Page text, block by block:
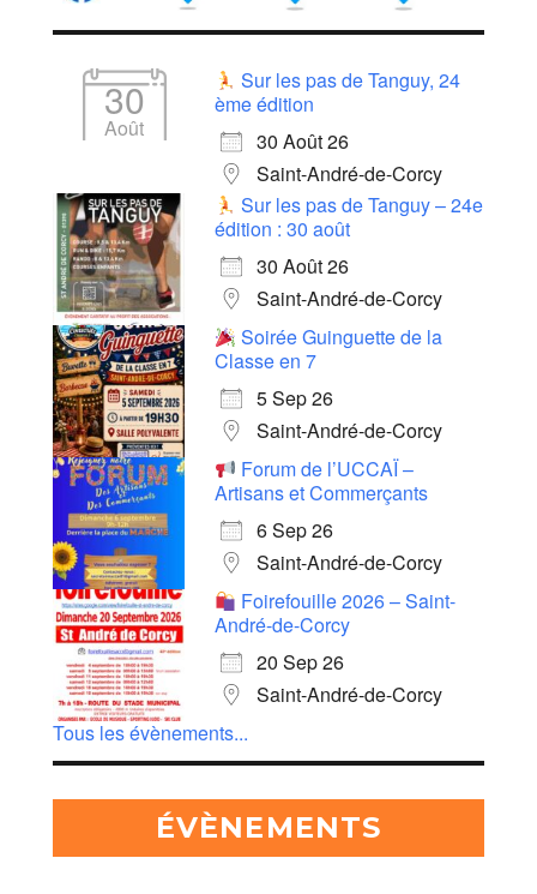
30
Août
Sur les pas de Tanguy, 24
ème édition
30 Août 26
Saint-André-de-Corcy
Sur les pas de Tanguy – 24e
édition : 30 août
30 Août 26
Saint-André-de-Corcy
Soirée Guinguette de la
Classe en 7
5 Sep 26
Saint-André-de-Corcy
Forum de l’UCCAÏ –
Artisans et Commerçants
6 Sep 26
Saint-André-de-Corcy
Foirefouille 2026 – Saint-
André-de-Corcy
20 Sep 26
Saint-André-de-Corcy
Tous les évènements...
ÉVÈNEMENTS